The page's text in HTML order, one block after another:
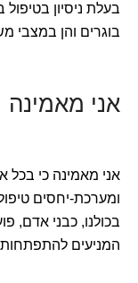
בעלת ניסיון
בוגרים והן במצבי
אני מאמינה
אני מאמינה כי בכל
ומערכת-יחסים
בכולנו, כבני אדם,
המניעים להתפתחות